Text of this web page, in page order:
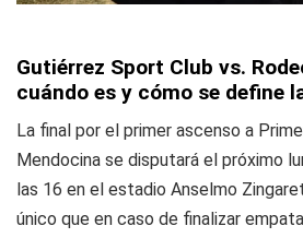
Gutiérrez Sport Club vs.
cuándo es y cómo se define
La final por el primer ascenso a
Mendocina se disputará el próximo
las 16 en el estadio Anselmo
único que en caso de finalizar